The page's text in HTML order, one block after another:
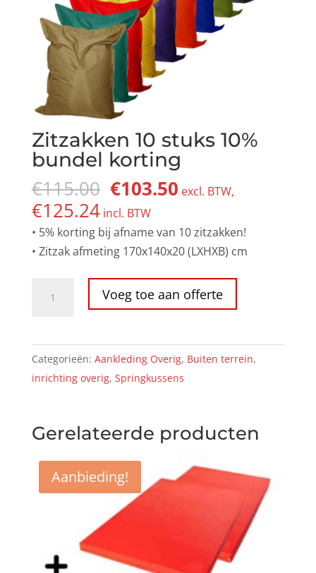
Zitzakken 10 stuks 10%
bundel korting
€115.00 Oorspronkelijke
prijs
was:
€115.00.
€103.50Huidige
is:
€103.50.
excl. BTW,
€125.24incl. BTW
• 5% korting bij afname van 10 zitzakken!
• Zitzak afmeting 170x140x20 (LXHXB) cm
10%
bundel
korting
Voeg toe aan offerte
Categorieën: Aankleding Overig, Buiten terrein,
inrichting overig, Springkussens
Gerelateerde producten
Aanbieding!